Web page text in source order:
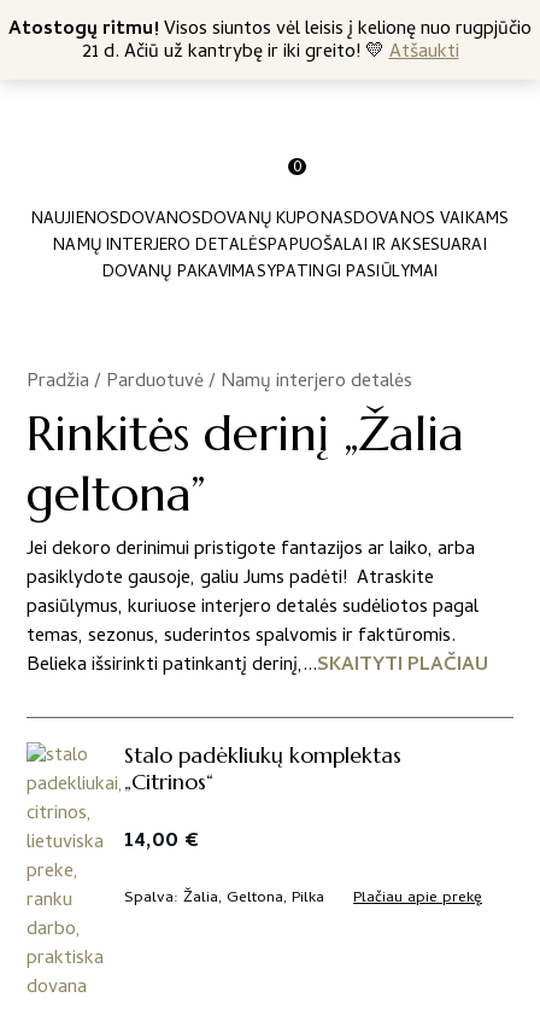
Atostogų ritmu!Visos siuntos vėl leisis į kelionę nuo rugpjūčio
21 d. Ačiū už kantrybę ir iki greito! 💛Atšaukti
Nemokamas siuntimas nuo 45 Eur +370 682 57369
0
NAUJIENOSDOVANOSDOVANŲ KUPONASDOVANOS VAIKAMS
NAMŲ INTERJERO DETALĖSPAPUOŠALAI IR AKSESUARAI
DOVANŲ PAKAVIMASYPATINGI PASIŪLYMAI
Pradžia/Parduotuvė/Namų interjero detalės
/
Rinkitės derinį „Žalia
geltona”
Jei dekoro derinimui pristigote fantazijos ar laiko, arba
pasiklydote gausoje, galiu Jums padėti! Atraskite
pasiūlymus, kuriuose interjero detalės sudėliotos pagal
temas, sezonus, suderintos spalvomis ir faktūromis.
Belieka išsirinkti patinkantį derinį,...SKAITYTI PLAČIAU
Stalo padėkliukų komplektas
„Citrinos“
14,00 €
Spalva Žalia, Geltona, Pilka Plačiau apie prekę